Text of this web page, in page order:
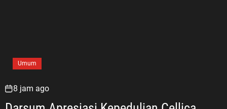
Umum
8 jam ago